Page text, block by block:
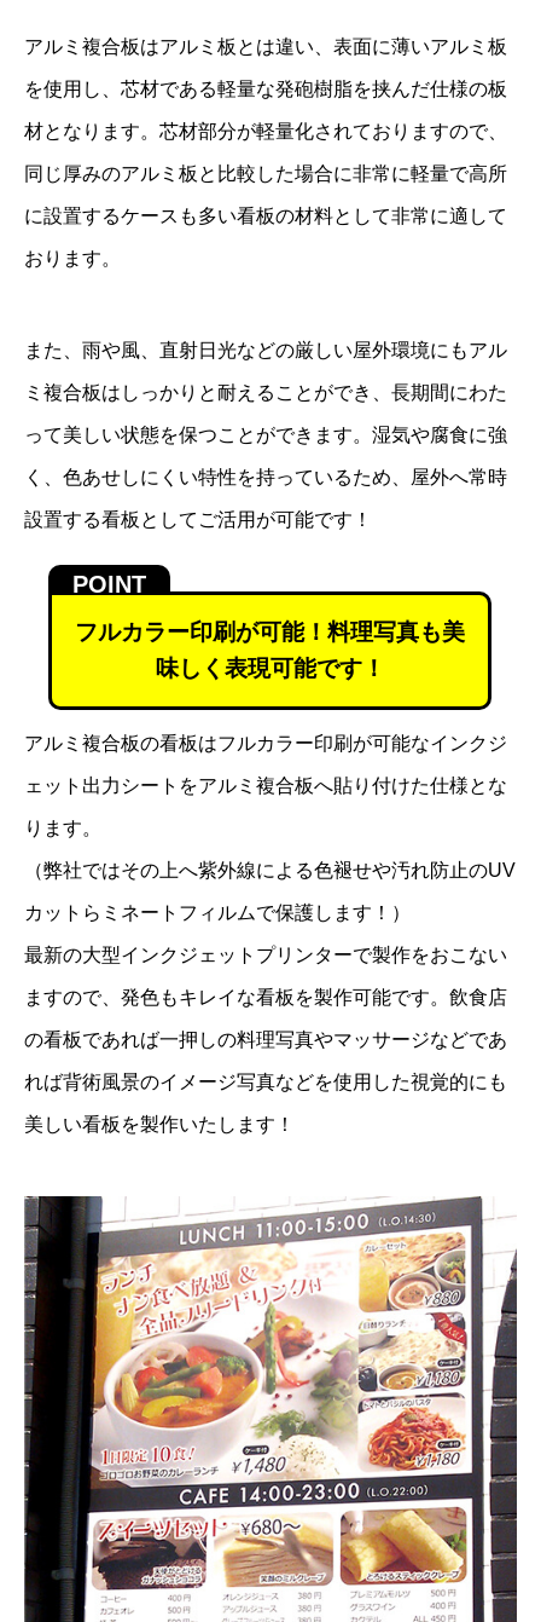
アルミ複合板はアルミ板とは違い、表面に薄いアルミ板
を使用し、芯材である軽量な発砲樹脂を挟んだ仕様の板
材となります。芯材部分が軽量化されておりますので、
同じ厚みのアルミ板と比較した場合に非常に軽量で高所
に設置するケースも多い看板の材料として非常に適して
おります。
また、雨や風、直射日光などの厳しい屋外環境にもアル
ミ複合板はしっかりと耐えることができ、長期間にわた
って美しい状態を保つことができます。湿気や腐食に強
く、色あせしにくい特性を持っているため、屋外へ常時
設置する看板としてご活用が可能です！
フルカラー印刷が可能！料理写真も美
味しく表現可能です！
アルミ複合板の看板はフルカラー印刷が可能なインクジ
ェット出力シートをアルミ複合板へ貼り付けた仕様とな
ります。
（弊社ではその上へ紫外線による色褪せや汚れ防止のUV
カットらミネートフィルムで保護します！）
最新の大型インクジェットプリンターで製作をおこない
ますので、発色もキレイな看板を製作可能です。飲食店
の看板であれば一押しの料理写真やマッサージなどであ
れば背術風景のイメージ写真などを使用した視覚的にも
美しい看板を製作いたします！